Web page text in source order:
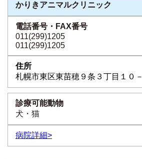
かりきアニマルクリニック
011(299)1205
011(299)1205
札幌市東区東苗穂９条３丁目１０－
犬・猫
病院詳細>